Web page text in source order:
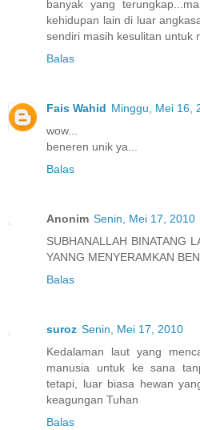
banyak yang
kehidupan lain di luar
sendiri masih kesulitan untuk
Balas
Fais Wahid Minggu, Mei 16,
wow...
beneren unik ya...
Balas
Anonim Senin, Mei 17, 2010
SUBHANALLAH BINATANG
YANNG MENYERAMKAN
Balas
suroz Senin, Mei 17, 2010
Kedalaman laut yang
manusia untuk ke sana
tetapi, luar biasa hewan
keagungan Tuhan
Balas